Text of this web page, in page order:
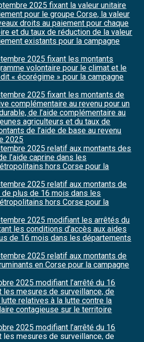
2025 fixant la valeur unitaire
pour le groupe Corse, la valeur
droits au paiement pour chaque
et du taux de réduction de la valeur
existants pour la campagne
2025 fixant les montants
volontaire pour le climat et le
« écorégime » pour la campagne
2025 fixant les montants de
complémentaire au revenu pour un
de l’aide complémentaire au
agriculteurs et du taux de
de l’aide de base au revenu
2025
2025 relatif aux montants des
l’aide caprine dans les
hors Corse pour la
2025 relatif aux montants de
de plus de 16 mois dans les
hors Corse pour la
2025 modifiant les arrêtés du
les conditions d’accès aux aides
de 16 mois dans les départements
2025 relatif aux montants de
en Corse pour la campagne
2025 modifiant l’arrêté du 16
les mesures de surveillance, de
relatives à la lutte contre la
contagieuse sur le territoire
2025 modifiant l’arrêté du 16
les mesures de surveillance, de